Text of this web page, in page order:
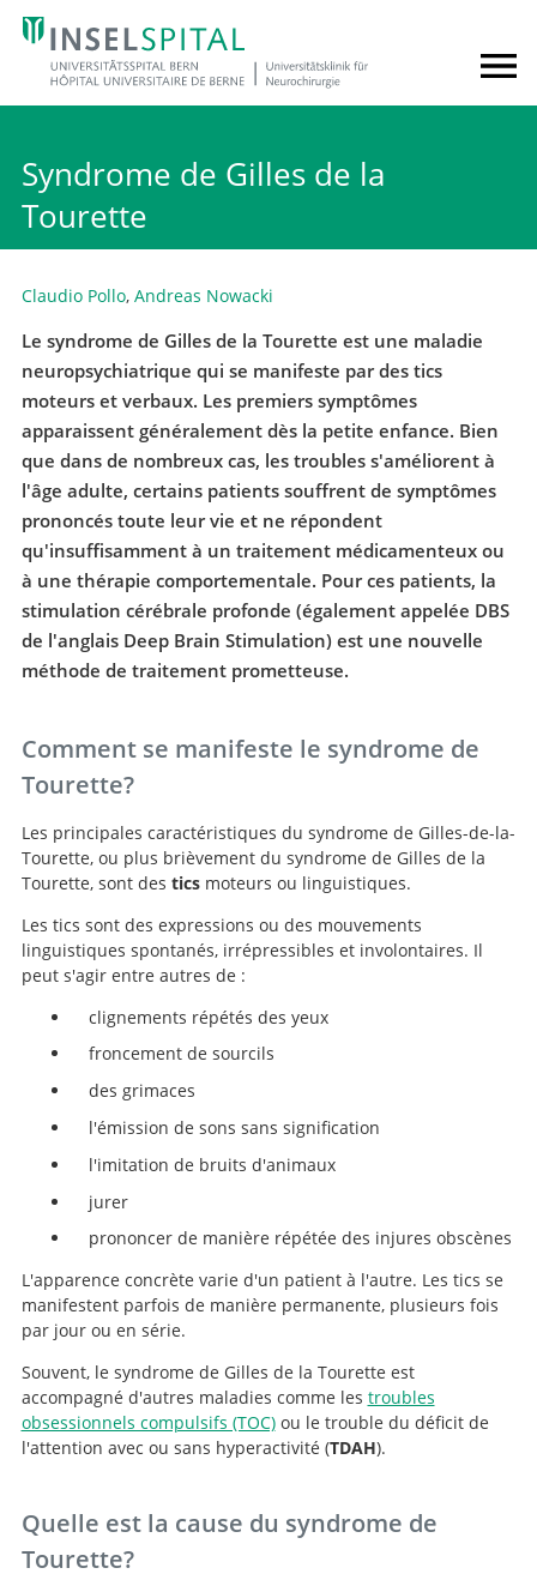
Syndrome de Gilles de la
Tourette
Claudio Pollo, Andreas Nowacki
Le syndrome de Gilles de la Tourette est une maladie
neuropsychiatrique qui se manifeste par des tics
moteurs et verbaux. Les premiers symptômes
apparaissent généralement dès la petite enfance. Bien
que dans de nombreux cas, les troubles s'améliorent à
l'âge adulte, certains patients souffrent de symptômes
prononcés toute leur vie et ne répondent
qu'insuffisamment à un traitement médicamenteux ou
à une thérapie comportementale. Pour ces patients, la
stimulation cérébrale profonde (également appelée DBS
de l'anglais Deep Brain Stimulation) est une nouvelle
méthode de traitement prometteuse.
Comment se manifeste le syndrome de
Tourette?
Les principales caractéristiques du syndrome de Gilles-de-la-
Tourette, ou plus brièvement du syndrome de Gilles de la
Tourette, sont des ticsmoteurs ou linguistiques.
Les tics sont des expressions ou des mouvements
linguistiques spontanés, irrépressibles et involontaires. Il
peut s'agir entre autres de :
clignements répétés des yeux
froncement de sourcils
des grimaces
l'émission de sons sans signification
l'imitation de bruits d'animaux
jurer
prononcer de manière répétée des injures obscènes
L'apparence concrète varie d'un patient à l'autre. Les tics se
manifestent parfois de manière permanente, plusieurs fois
par jour ou en série.
Souvent, le syndrome de Gilles de la Tourette est
accompagné d'autres maladies comme les troubles
obsessionnels compulsifs (TOC)ou le trouble du déficit de
l'attention avec ou sans hyperactivité (TDAH).
Quelle est la cause du syndrome de
Tourette?